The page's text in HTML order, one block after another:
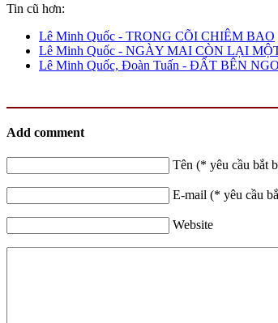
Tin cũ hơn:
Lê Minh Quốc - TRONG CÕI CHIÊM BAO
Lê Minh Quốc - NGÀY MAI CÒN LẠI
Lê Minh Quốc, Đoàn Tuấn - ĐẤT BÊN
Add comment
Tên (* yêu cầu bắt
E-mail (* yêu cầu
Website